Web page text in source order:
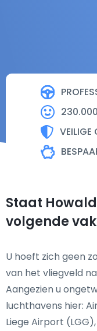
230.000
VEILIGE
Staat
volgende
U hoeft zich geen
van het vliegveld
Aangezien u
luchthavens hier:
Liege Airport